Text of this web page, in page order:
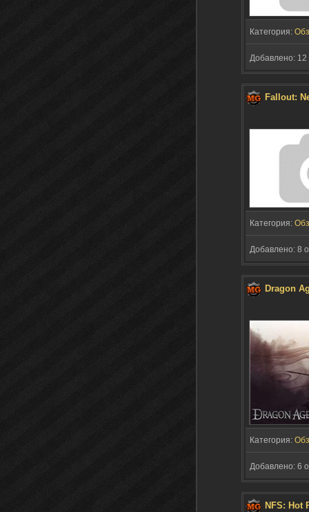
Категория:
Добавлено:
Fallout:
Категория:
Добавлено: 8
Dragon
Категория:
Добавлено: 6
NFS: Hot